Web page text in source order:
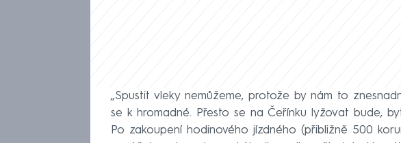
„Spustit vleky nemůžeme, protože by nám to
se k hromadné. Přesto se na Čeřínku lyžovat bude,
Po zakoupení hodinového jízdného (přibližně 500